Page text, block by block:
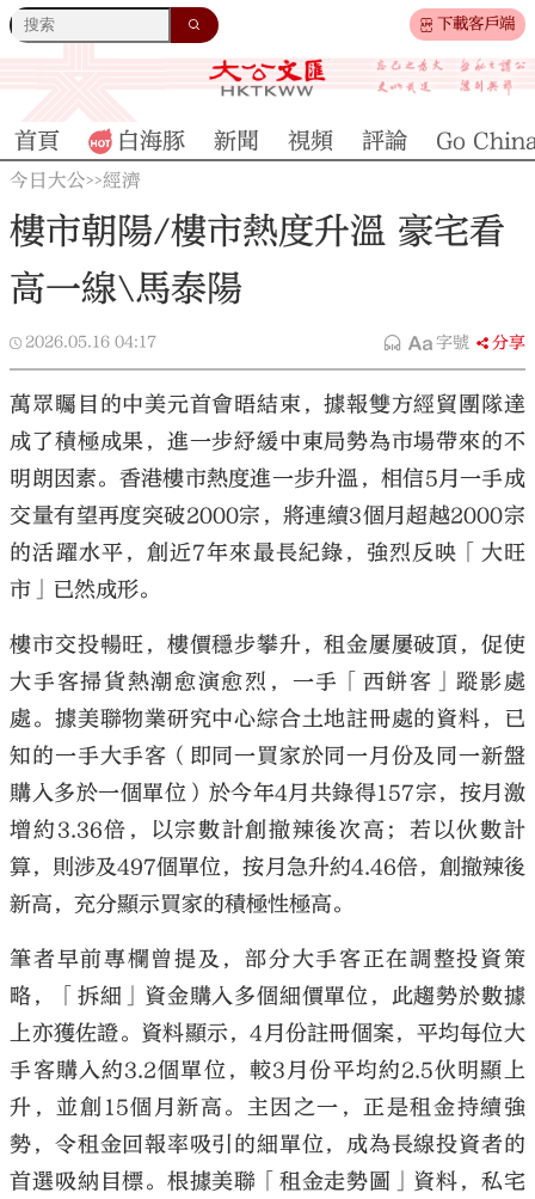
下載客戶端
大公文匯
首頁 白海豚 新聞 視頻 評論 Go
今日大公>>經濟
樓市朝陽/樓市熱度升溫 豪宅看
高一線\馬泰陽
2026.05.16 04:17 字號 分享
萬眾矚目的中美元首會晤結束，據報雙方經貿團隊達
成了積極成果，進一步紓緩中東局勢為市場帶來的不
明朗因素。香港樓市熱度進一步升溫，相信5月一手成
交量有望再度突破2000宗，將連續3個月超越2000宗
的活躍水平，創近7年來最長紀錄，強烈反映「大旺
市」已然成形。
樓市交投暢旺，樓價穩步攀升，租金屢屢破頂，促使
大手客掃貨熱潮愈演愈烈，一手「西餅客」蹤影處
處。據美聯物業研究中心綜合土地註冊處的資料，已
知的一手大手客（即同一買家於同一月份及同一新盤
購入多於一個單位）於今年4月共錄得157宗，按月激
增約3.36倍，以宗數計創撤辣後次高；若以伙數計
算，則涉及497個單位，按月急升約4.46倍，創撤辣後
新高，充分顯示買家的積極性極高。
筆者早前專欄曾提及，部分大手客正在調整投資策
略，「拆細」資金購入多個細價單位，此趨勢於數據
上亦獲佐證。資料顯示，4月份註冊個案，平均每位大
手客購入約3.2個單位，較3月份平均約2.5伙明顯上
升，並創15個月新高。主因之一，正是租金持續強
勢，令租金回報率吸引的細單位，成為長線投資者的
首選吸納目標。根據美聯「租金走勢圖」資料，私宅